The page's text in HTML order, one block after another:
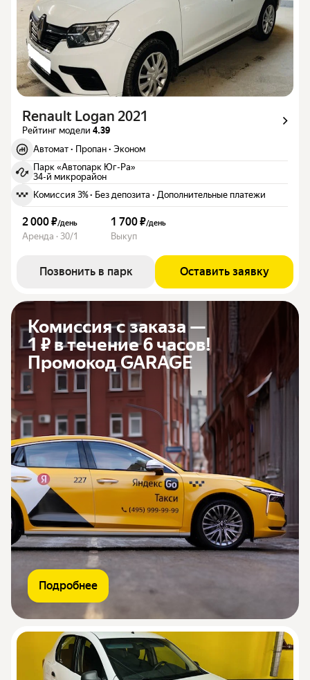
Renault Logan 2021
Рейтинг модели 4.39
Автомат · Пропан · Эконом
Парк «Автопарк Юг-Ра»
34-й микрорайон
Комиссия 3%· Без депозита · Дополнительные платежи
2 000 ₽/день
Аренда · 30/1
1 700 ₽/день
Выкуп
Позвонить в парк Оставить заявку
Комиссия с заказа —
1 ₽ в течение 6 часов!
Промокод GARAGE
Подробнее